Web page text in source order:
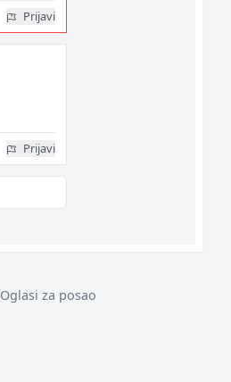
Prijavi
Prijavi
Oglasi za posao